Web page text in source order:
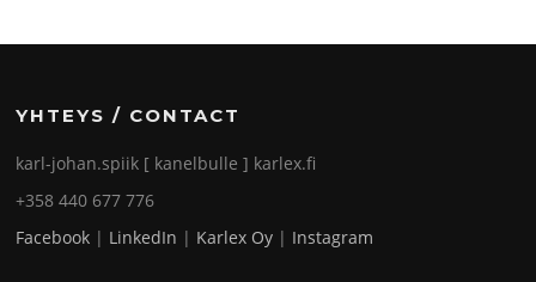
YHTEYS / CONTACT
karl-johan.spiik [ kanelbulle ] karlex.fi
+358 440 677 776
Facebook | LinkedIn | Karlex Oy | Instagram